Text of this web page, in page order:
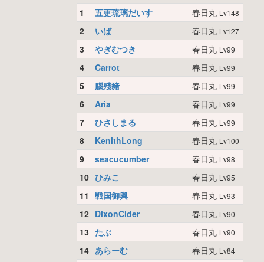
1 五更琉璃だいす 春日丸 Lv148
2 いば 春日丸 Lv127
3 やぎむつき 春日丸 Lv99
4 Carrot 春日丸 Lv99
5 腦殘豬 春日丸 Lv99
6 Aria 春日丸 Lv99
7 ひさしまる 春日丸 Lv99
8 KenithLong 春日丸 Lv100
9 seacucumber 春日丸 Lv98
10 ひみこ 春日丸 Lv95
11 戦国御輿 春日丸 Lv93
12 DixonCider 春日丸 Lv90
13 たぶ 春日丸 Lv90
14 あらーむ 春日丸 Lv84